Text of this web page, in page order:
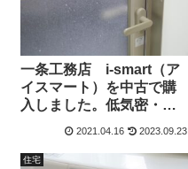
一条工務店 i-smart（ア
イスマート）を中古で購
入しました。低気密・低
smartは人を生かす。
2021.04.16 2023.09.23
住宅